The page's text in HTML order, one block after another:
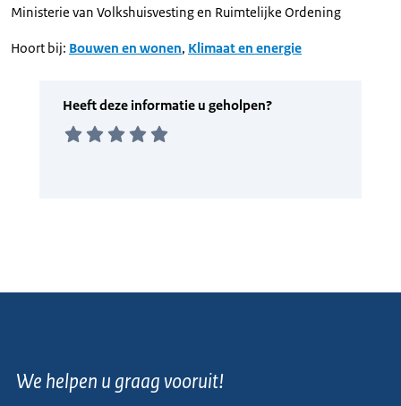
Ministerie van Volkshuisvesting en Ruimtelijke Ordening
Hoort bij: Bouwen en wonen, Klimaat en energie
We helpen u graag vooruit!